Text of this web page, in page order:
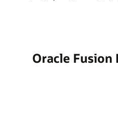
Oracle Fusion